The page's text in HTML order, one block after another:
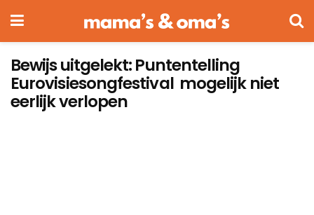
Bewijs uitgelekt: Puntentelling
Eurovisiesongfestival mogelijk niet
eerlijk verlopen